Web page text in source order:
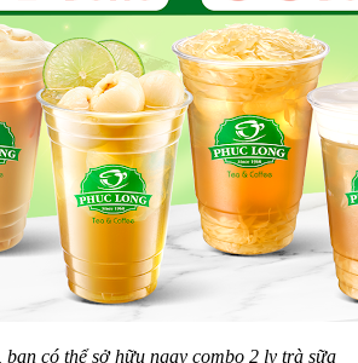
có thể sở hữu ngay combo 2 ly trà sữa